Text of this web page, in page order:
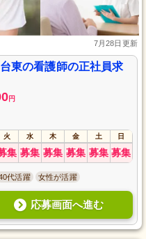
7月28日更新
東の看護師の正社員求
円
火 水 木 金 土 日
集 募集 募集 募集 募集 募集
代活躍 女性が活躍
応募画面へ進む